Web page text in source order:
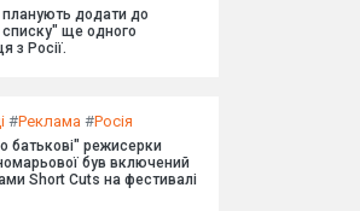
планують додати до
списку" ще одного
з Росії.
#Реклама #Росія
батькові" режисерки
був включений
Short Cuts на фестивалі